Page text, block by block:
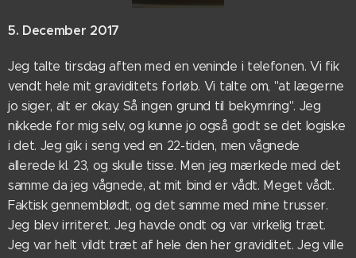
5. December 2017
Jeg talte tirsdag aften med en veninde i telefonen. Vi fik
vendt hele mit graviditets forløb. Vi talte om, "at lægerne
jo siger, alt er okay. Så ingen grund til bekymring". Jeg
nikkede for mig selv, og kunne jo også godt se det logiske
i det. Jeg gik i seng ved en 22-tiden, men vågnede
allerede kl. 23, og skulle tisse. Men jeg mærkede med det
samme da jeg vågnede, at mit bind er vådt. Meget vådt.
Faktisk gennemblødt, og det samme med mine trusser.
Jeg blev irriteret. Jeg havde ondt og var virkelig træt.
Jeg var helt vildt træt af hele den her graviditet. Jeg ville